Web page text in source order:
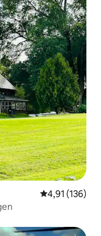
Gemiddelde
4,91 (136)